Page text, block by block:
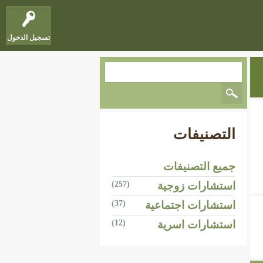
تسجيل الدخول
التصنيفات
جميع التصنيفات
استشارات زوجية
(257)
استشارات اجتماعية (37)
استشارات اسرية (12)